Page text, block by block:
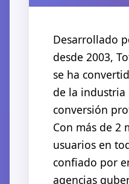
Desarrollado
desde 2003,
se ha
de la industria
conversión
Con más de 2
usuarios en
confiado por
agencias